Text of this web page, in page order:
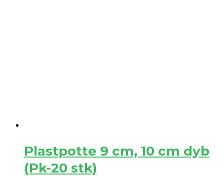
Plastpotte 9 cm, 10 cm dyb
(Pk-20 stk)